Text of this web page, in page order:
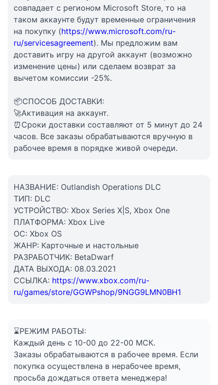
совпадает с регионом Microsoft Store, то на
таком аккаунте будут временные ограничения
на покупку (https://www.microsoft.com/ru-
ru/servicesagreement). Мы предложим вам
доставить игру на другой аккаунт (возможно
изменение цены) или сделаем возврат за
вычетом комиссии -25%.
📦СПОСОБ ДОСТАВКИ:
🚀Активация на аккаунт.
⏰Сроки доставки составляют от 5 минут до 24
часов. Все заказы обрабатываются вручную в
рабочее время в порядке живой очереди.
НАЗВАНИЕ: Outlandish Operations DLC
ТИП: DLC
УСТРОЙСТВО: Xbox Series X|S, Xbox One
ПЛАТФОРМА: Xbox Live
ОС: Xbox OS
ЖАНР: Карточные и настольные
РАЗРАБОТЧИК: BetaDwarf
ДАТА ВЫХОДА: 08.03.2021
ССЫЛКА: https://www.xbox.com/ru-
ru/games/store/GGWPshop/9NGG9LMN0BH1
⌛️РЕЖИМ РАБОТЫ:
Каждый день с 10-00 до 22-00 МСК.
Заказы обрабатываются в рабочее время. Если
покупка осуществлена в нерабочее время,
просьба дождаться ответа менеджера!